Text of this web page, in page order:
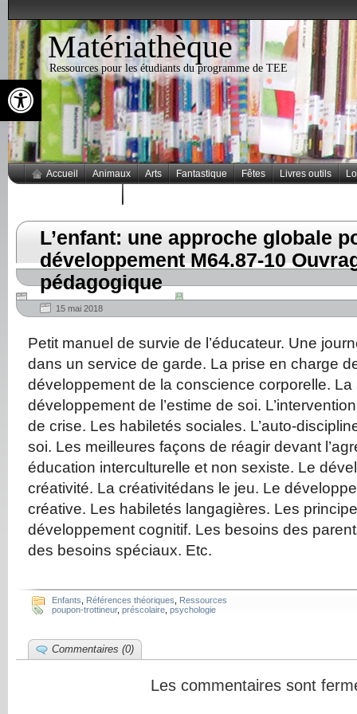
Ouvrir la barre d’outils
Matériathèque
Ressources pour les étudiants du programme de TEE
Accueil Animaux Arts Fantastique Fêtes Livres outils
L’enfant: une approche globale
développement M64.87-10
pédagogique
15 mai 2018
Petit manuel de survie de l’éducateur. Une
dans un service de garde. La prise en charge
développement de la conscience corporelle.
développement de l’estime de soi.
de crise. Les habiletés sociales. L’auto-
soi. Les meilleures façons de réagir devant
éducation interculturelle et non sexiste. Le
créativité. La créativitédans le jeu. Le
créative. Les habiletés langagières. Les
développement cognitif. Les besoins des
des besoins spéciaux. Etc.
Enfants Références théoriques
Ressources
poupon-trottineur, préscolaire psychologie
Commentaires (0)
Les commentaires sont